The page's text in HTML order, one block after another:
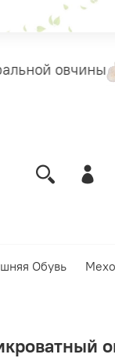
овчины
Обувь